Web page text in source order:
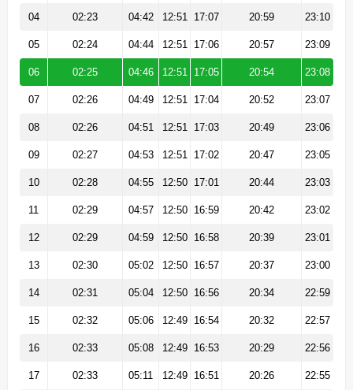
04 02:23 04:42 12:51 17:07 20:59 23:10
05 02:24 04:44 12:51 17:06 20:57 23:09
06 02:25 04:46 12:51 17:05 20:54 23:08
07 02:26 04:49 12:51 17:04 20:52 23:07
08 02:26 04:51 12:51 17:03 20:49 23:06
09 02:27 04:53 12:51 17:02 20:47 23:05
10 02:28 04:55 12:50 17:01 20:44 23:03
11 02:29 04:57 12:50 16:59 20:42 23:02
12 02:29 04:59 12:50 16:58 20:39 23:01
13 02:30 05:02 12:50 16:57 20:37 23:00
14 02:31 05:04 12:50 16:56 20:34 22:59
15 02:32 05:06 12:49 16:54 20:32 22:57
16 02:33 05:08 12:49 16:53 20:29 22:56
17 02:33 05:11 12:49 16:51 20:26 22:55